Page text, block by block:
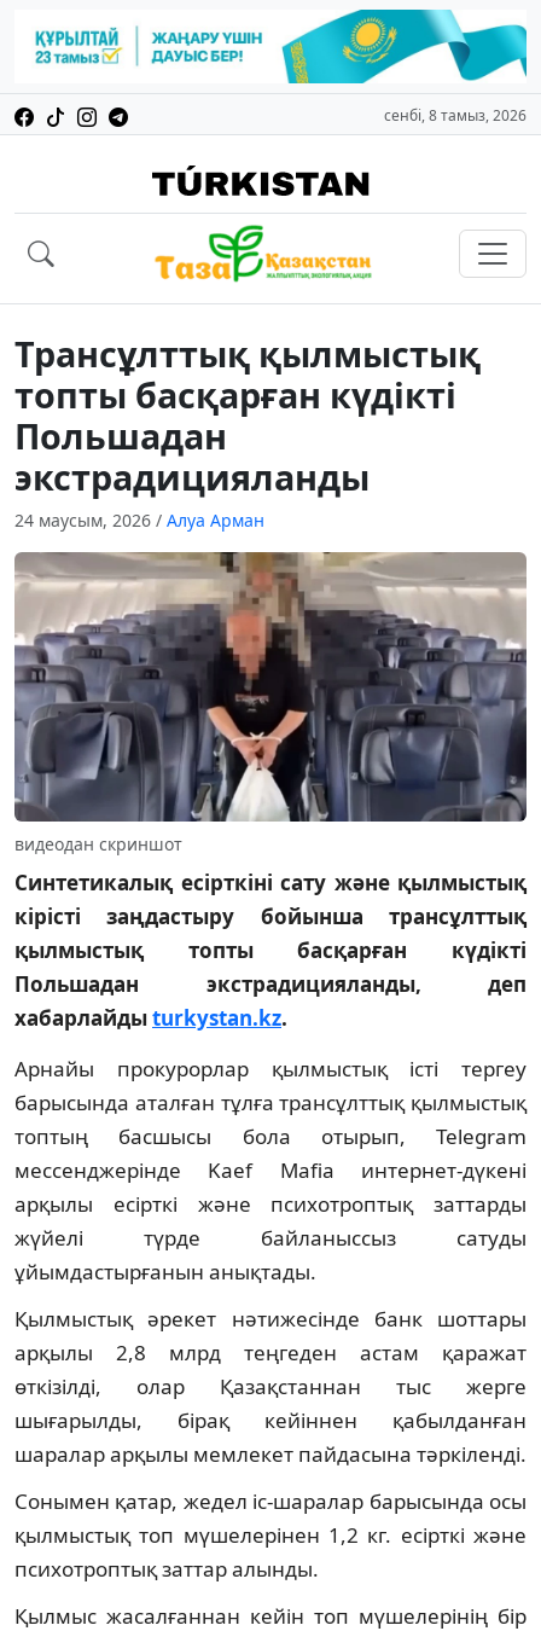
сенбі, 8 тамыз, 2026
Трансұлттық қылмыстық
топты басқарған күдікті
Польшадан
экстрадицияланды
24 маусым, 2026 / Алуа Арман
видеодан скриншот
Синтетикалық есірткіні сату және қылмыстық
кірісті заңдастыру бойынша трансұлттық
қылмыстық топты басқарған күдікті
Польшадан экстрадицияланды, деп
хабарлайдыturkystan.kz.
Арнайы прокурорлар қылмыстық істі тергеу
барысында аталған тұлға трансұлттық қылмыстық
топтың басшысы бола отырып, Telegram
мессенджерінде Kaef Mafia интернет-дүкені
арқылы есірткі және психотроптық заттарды
жүйелі түрде байланыссыз сатуды
ұйымдастырғанын анықтады.
Қылмыстық әрекет нәтижесінде банк шоттары
арқылы 2,8 млрд теңгеден астам қаражат
өткізілді, олар Қазақстаннан тыс жерге
шығарылды, бірақ кейіннен қабылданған
шаралар арқылы мемлекет пайдасына тәркіленді.
Сонымен қатар, жедел іс-шаралар барысында осы
қылмыстық топ мүшелерінен 1,2 кг. есірткі және
психотроптық заттар алынды.
Қылмыс жасалғаннан кейін топ мүшелерінің бір